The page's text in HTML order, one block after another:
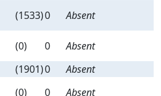
(1533)0
Absent
(0) 0
Absent
(1901)0
Absent
(0) 0
Absent